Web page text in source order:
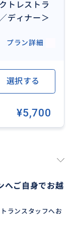
トレストラ
ディナー＞
プラン詳細
選択する
¥5,700
へご自身でお越
ランスタッフへお